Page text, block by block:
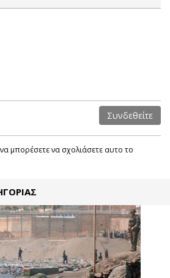
Συνδεθείτε
μπορέσετε να σχολιάσετε αυτο το